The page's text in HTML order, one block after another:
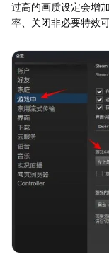
过高的画质设定会增
率、关闭非必要特效